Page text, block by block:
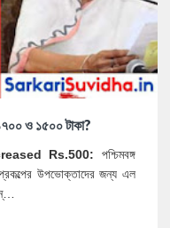
১৭০০ ও ১৫০০ টাকা?
Rs.500: পশ্চিমবঙ্গ
প্রকল্পের উপভোক্তাদের জন্য এল